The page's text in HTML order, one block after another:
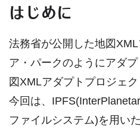
はじめに
法務省が公開した地図
ア・パークのようにアダ
図XMLアダプトプロジェク
今回は、
ファイルシステム)を用い